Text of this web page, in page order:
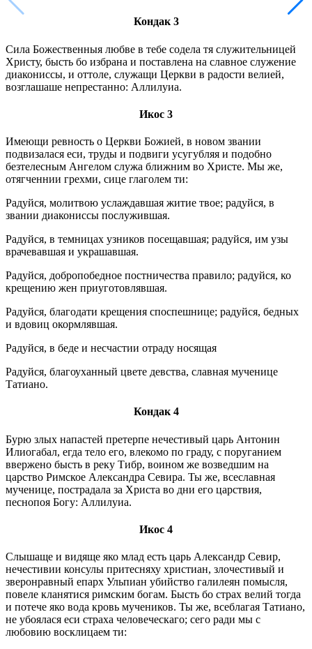
Кондак 3
Сила Божественныя любве в тебе содела тя служительницей
Христу, бысть бо избрана и поставлена на славное служение
диакониссы, и оттоле, служащи Церкви в радости велией,
возглашаше непрестанно: Аллилуиа.
Икос 3
Имеющи ревность о Церкви Божией, в новом звании
подвизалася еси, труды и подвиги усугубляя и подобно
безтелесным Ангелом служа ближним во Христе. Мы же,
отягченнии грехми, сице глаголем ти:
Радуйся, молитвою услаждавшая житие твое; радуйся, в
звании диакониссы послужившая.
Радуйся, в темницах узников посещавшая; радуйся, им узы
врачевавшая и украшавшая.
Радуйся, добропобедное постничества правило; радуйся, ко
крещению жен приуготовлявшая.
Радуйся, благодати крещения споспешнице; радуйся, бедных
и вдовиц окормлявшая.
Радуйся, в беде и несчастии отраду носящая
Радуйся, благоуханный цвете девства, славная мученице
Татиано.
Кондак 4
Бурю злых напастей претерпе нечестивый царь Антонин
Илиогабал, егда тело его, влекомо по граду, с поруганием
ввержено бысть в реку Тибр, воином же возведшим на
царство Римское Александра Севира. Ты же, всеславная
мученице, пострадала за Христа во дни его царствия,
песнопоя Богу: Аллилуиа.
Икос 4
Слышаще и видяще яко млад есть царь Александр Севир,
нечестивии консулы притесняху христиан, злочестивый и
зверонравный епарх Ульпиан убийство галилеян помысля,
повеле кланятися римским богам. Бысть бо страх велий тогда
и потече яко вода кровь мучеников. Ты же, всеблагая Татиано,
не убоялася еси страха человеческаго; сего ради мы с
любовию восклицаем ти: